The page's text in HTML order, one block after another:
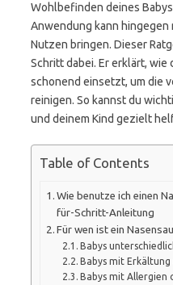
Wohlbefinden deines
Anwendung kann hingegen
Nutzen bringen. Dieser
Schritt dabei. Er erklärt, wie
schonend einsetzt, um die
reinigen. So kannst du
und deinem Kind gezielt
Table of Contents
Wie benutze ich einen
für-Schritt-Anleitung
Für wen ist ein
Babys
Babys mit Erkältung
Babys mit Allergien